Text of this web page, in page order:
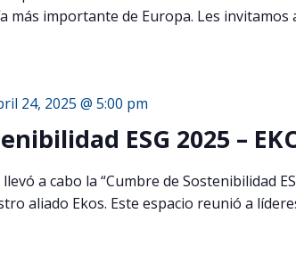
más importante de Europa. Les invitamos
24, 2025 @ 5:00 pm
ESG 2025 –
a cabo la “Cumbre de Sostenibilidad
aliado Ekos. Este espacio reunió a